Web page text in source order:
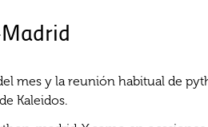
mes y la reunión habitual de
Kaleidos.